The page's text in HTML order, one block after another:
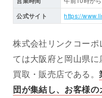
公式サイト https://
株式会社リンクコー
ては大阪府と岡山県
買取・販売店である。
団が集結し、お客様